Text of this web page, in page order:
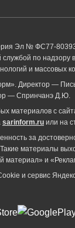
Эл № ФС77-
по надзору
и массовых
Директор —
— Спринчанэ Д.Ю.
материалов с
sarinform.ru или на
за
материалы
материал» и
и сервиc